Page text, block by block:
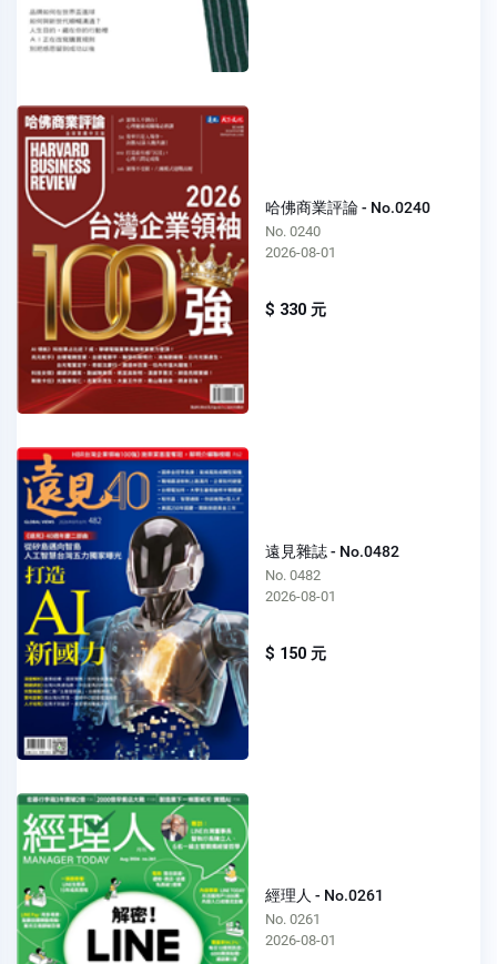
哈佛商業評論 - No.0240
No. 0240
2026-08-01
$ 330 元
遠見雜誌 - No.0482
No. 0482
2026-08-01
$ 150 元
經理人 - No.0261
No. 0261
2026-08-01